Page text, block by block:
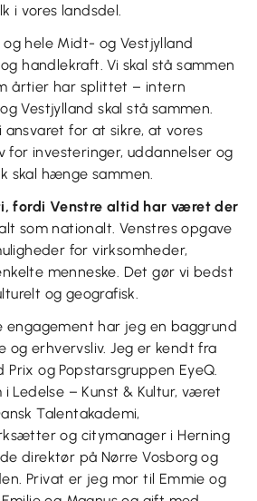
i vores landsdel.
og hele Midt- og Vestjylland
handlekraft. Vi skal stå sammen
årtier har splittet – intern
Vestjylland skal stå sammen.
ansvaret for at sikre, at vores
for investeringer, uddannelser og
skal hænge sammen.
fordi Venstre altid har været der
som nationalt. Venstres opgave
for virksomheder,
menneske. Det gør vi bedst
og geografisk.
engagement har jeg en baggrund
og erhvervsliv. Jeg er kendt fra
Prix og Popstarsgruppen EyeQ.
Ledelse – Kunst & Kultur, været
Talentakademi,
og citymanager i Herning
direktør på Nørre Vosborg og
Privat er jeg mor til Emmie og